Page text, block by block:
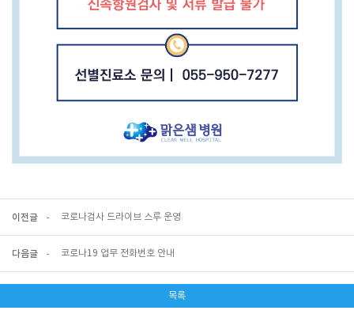
이전글 코로나검사 드라이브 스루 운영
다음글 코로나19 업무 전화번호 안내
목록